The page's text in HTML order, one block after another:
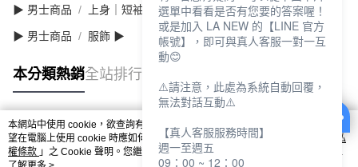
▶ 男士商品 上身｜短袖
▶ 男士商品 服飾 ▶
本分類熱銷全站排行
熱門標籤
本網站中使用 cookie，欲查詢有關本網站使用 cookie 方式之詳情，及若您不希
望在電腦上使用 cookie 時應如何變更電腦的 cookie 設定，請參閱本網站「
隱私
權條款 」之 Cookie 聲明。您繼續使用本網站即表示您同意本公司得按本網站使
選單中看看是否有您要的答案喔！
或是加入 LA NEW 的【LINE 官方
帳號】，即可與真人客服一對一互
動😊
⚠️請注意，此處為系統自動回覆，
無法對話互動⚠️
【真人客服服務時間】
週一至週五
09：00 ~ 12：00